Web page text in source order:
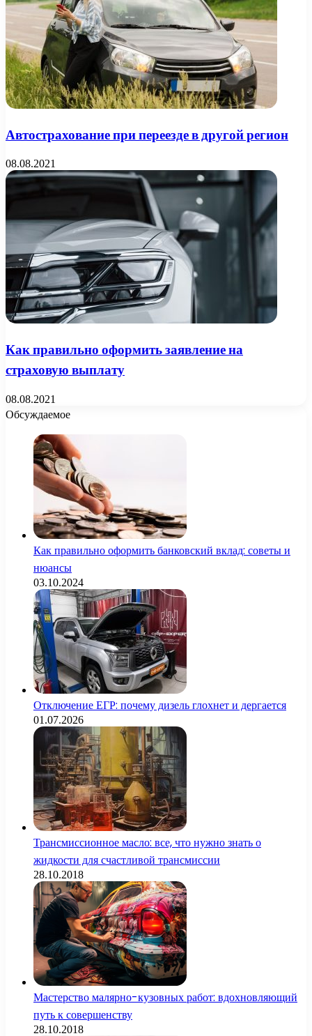
Автострахование при переезде в другой регион
08.08.2021
Как правильно оформить заявление на
страховую выплату
08.08.2021
Обсуждаемое
Как правильно оформить банковский вклад: советы и
нюансы
03.10.2024
Отключение ЕГР: почему дизель глохнет и дергается
01.07.2026
Трансмиссионное масло: все, что нужно знать о
жидкости для счастливой трансмиссии
28.10.2018
Мастерство малярно-кузовных работ: вдохновляющий
путь к совершенству
28.10.2018